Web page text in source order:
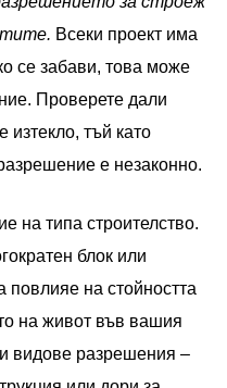
Всеки проект има
се забави, това може
Проверете дали
изтекло, тъй като
е незаконно.
на типа строителство.
блок или
повлияе на стойността
на живот във вашия
видове разрешения –